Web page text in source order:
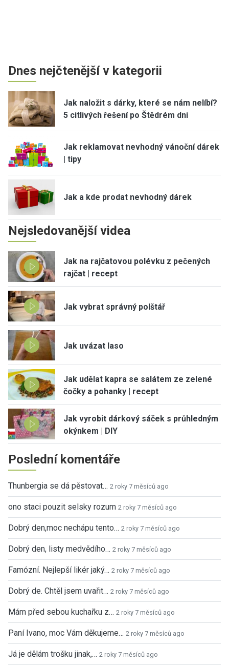
Dnes nejčtenější v kategorii
Jak naložit s dárky, které se nám nelíbí?
5 citlivých řešení po Štědrém dni
Jak reklamovat nevhodný vánoční dárek
| tipy
Jak a kde prodat nevhodný dárek
Nejsledovanější videa
Jak na rajčatovou polévku z pečených
rajčat | recept
Jak vybrat správný polštář
Jak uvázat laso
Jak udělat kapra se salátem ze zelené
čočky a pohanky | recept
Jak vyrobit dárkový sáček s průhledným
okýnkem | DIY
Poslední komentáře
Thunbergia se dá pěstovat… 2 roky 7 měsíců ago
ono staci pouzit selsky rozum 2 roky 7 měsíců ago
Dobrý den,moc nechápu tento… 2 roky 7 měsíců ago
Dobrý den, listy medvědího… 2 roky 7 měsíců ago
Famózní. Nejlepší likér jaký… 2 roky 7 měsíců ago
Dobrý de. Chtěl jsem uvařit… 2 roky 7 měsíců ago
Mám před sebou kuchařku z… 2 roky 7 měsíců ago
Paní Ivano, moc Vám děkujeme… 2 roky 7 měsíců ago
Já je dělám trošku jinak,… 2 roky 7 měsíců ago